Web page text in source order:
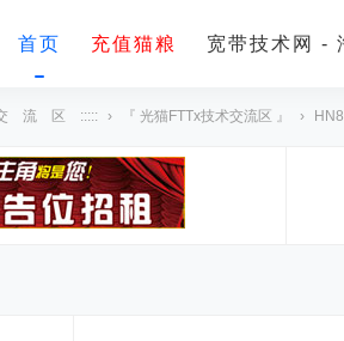
首页 充值猫粮 宽带技术网 -
流 区 ::::: › 『 光猫FTTx技术交流区 』 ›